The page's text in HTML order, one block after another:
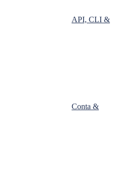
API, CLI &
Conta &